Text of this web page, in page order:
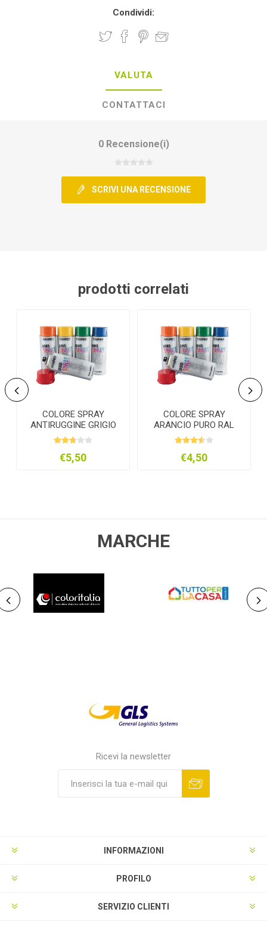
Condividi:
VALUTA
CONTATTACI
0 Recensione(i)
SCRIVI UNA RECENSIONE
prodotti correlati
COLORE SPRAY
ANTIRUGGINE GRIGIO
ML.400
€5,50
COLORE SPRAY
ARANCIO PURO RAL
2004 ML.400
€4,50
MARCHE
Ricevi la newsletter
INFORMAZIONI
PROFILO
SERVIZIO CLIENTI